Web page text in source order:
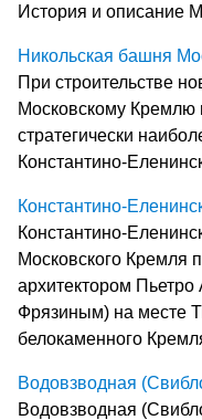
История и описание
Никольская башня
При строительстве
Московскому Кремлю
стратегически
Константино-
Константино-
Константино-
Московского Кремля
архитектором
Фрязиным) на месте
белокаменного
Водовзводная
Водовзводная